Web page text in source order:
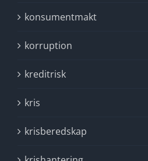
konsumentmakt
korruption
kreditrisk
kris
krisberedskap